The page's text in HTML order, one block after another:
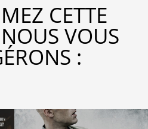
CETTE
VOUS
: